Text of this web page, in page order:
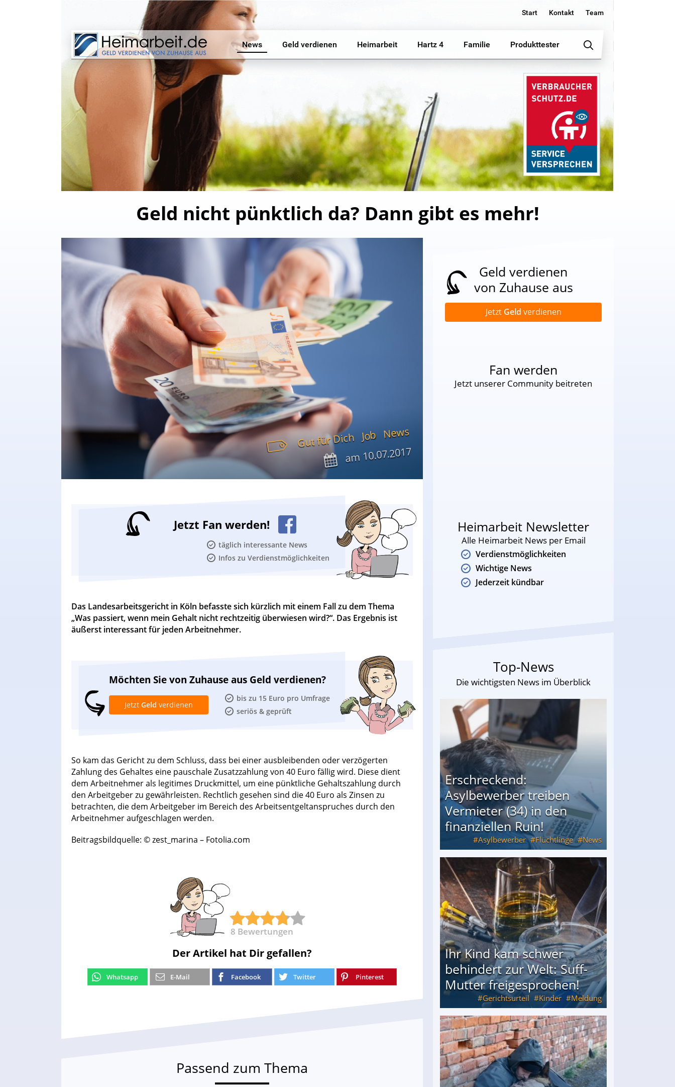
Start Kontakt Team
News Geld verdienen Heimarbeit Hartz 4 Familie Produkttester
Geld nicht pünktlich da? Dann gibt es mehr!
Gut für Dich Job News
am10.07.2017
Jetzt Fan werden!
täglich interessante News
Infos zu Verdienstmöglichkeiten
Das Landesarbeitsgericht in Köln befasste sich kürzlich mit einem Fall zu dem Thema
„Was passiert, wenn mein Gehalt nicht rechtzeitig überwiesen wird?“. Das Ergebnis ist
äußerst interessant für jeden Arbeitnehmer.
Möchten Sie von Zuhause aus Geld verdienen?
bis zu 15 Euro pro Umfrage
seriös & geprüft
Jetzt Geld verdienen
So kam das Gericht zu dem Schluss, dass bei einer ausbleibenden oder verzögerten
Zahlung des Gehaltes eine pauschale Zusatzzahlung von 40 Euro fällig wird. Diese dient
dem Arbeitnehmer als legitimes Druckmittel, um eine pünktliche Gehaltszahlung durch
den Arbeitgeber zu gewährleisten. Rechtlich gesehen sind die 40 Euro als Zinsen zu
betrachten, die dem Arbeitgeber im Bereich des Arbeitsentgeltanspruches durch den
Arbeitnehmer aufgeschlagen werden.
Beitragsbildquelle: © zest_marina – Fotolia.com
8 Bewertungen
Der Artikel hat Dir gefallen?
Whatsapp E-Mail Facebook Twitter Pinterest
Passend zum Thema
Geld verdienen
von Zuhause aus
Jetzt Geld verdienen
Fan werden
Jetzt unserer Community beitreten
Heimarbeit Newsletter
Alle Heimarbeit News per Email
Verdienstmöglichkeiten
Wichtige News
Jederzeit kündbar
Top-News
Die wichtigsten News im Überblick
Erschreckend:
Asylbewerber treiben
Vermieter (34) in den
finanziellen Ruin!
Asylbewerber Flüchtlinge News
Erschreckend: Asylbewerber treiben Vermieter (34) in den finanziellen Ruin!
Ihr Kind kam schwer
behindert zur Welt: Suff-
Mutter freigesprochen!
Gerichtsurteil Kinder Meldung
Ihr Kind kam schwer behindert zur Welt: Suff-Mutter freigesprochen!